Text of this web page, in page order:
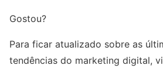
Gostou?
Para ficar atualizado sobre as
tendências do marketing digital,